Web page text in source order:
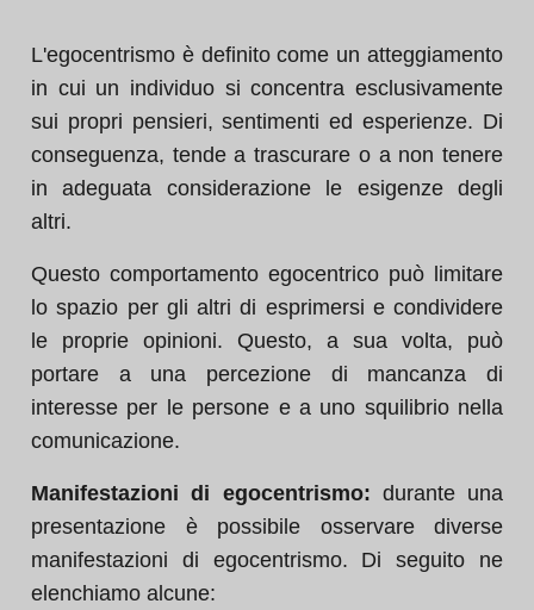
L'egocentrismo è definito come un atteggiamento
in cui un individuo si concentra esclusivamente
sui propri pensieri, sentimenti ed esperienze. Di
conseguenza, tende a trascurare o a non tenere
in adeguata considerazione le esigenze degli
altri.
Questo comportamento egocentrico può limitare
lo spazio per gli altri di esprimersi e condividere
le proprie opinioni. Questo, a sua volta, può
portare a una percezione di mancanza di
interesse per le persone e a uno squilibrio nella
comunicazione.
Manifestazioni di egocentrismo: durante una
presentazione è possibile osservare diverse
manifestazioni di egocentrismo. Di seguito ne
elenchiamo alcune: